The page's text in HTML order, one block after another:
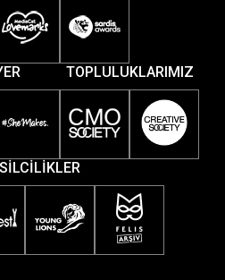
TOPLULUKLARIMIZ